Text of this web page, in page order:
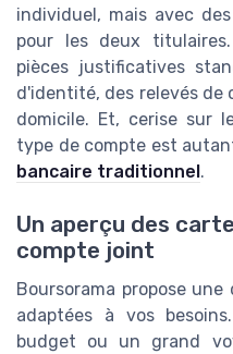
individuel, mais avec
pour les deux
pièces justificatives
d'identité, des relevés
domicile. Et, cerise sur
type de compte est
bancaire traditionnel.
Un aperçu des
compte joint
Boursorama propose
adaptées à vos
budget ou un grand